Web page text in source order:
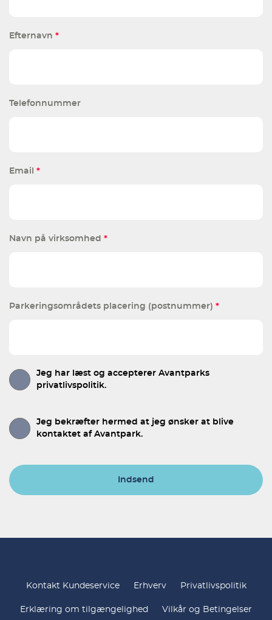
Efternavn *
Telefonnummer
Email *
Navn på virksomhed *
Parkeringsområdets placering (postnummer) *
Jeg har læst og accepterer Avantparks
privatlivspolitik.
Jeg bekræfter hermed at jeg ønsker at blive
kontaktet af Avantpark.
Indsend
Kontakt Kundeservice Erhverv Privatlivspolitik
Erklæring om tilgængelighed Vilkår og Betingelser